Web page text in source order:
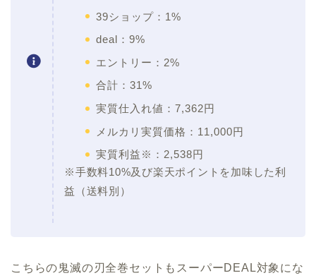
39ショップ：1%
deal：9%
エントリー：2%
合計：31%
実質仕入れ値：7,362円
メルカリ実質価格：11,000円
実質利益※：2,538円
※手数料10%及び楽天ポイントを加味した利
益（送料別）
こちらの鬼滅の刃全巻セットもスーパーDEAL対象にな